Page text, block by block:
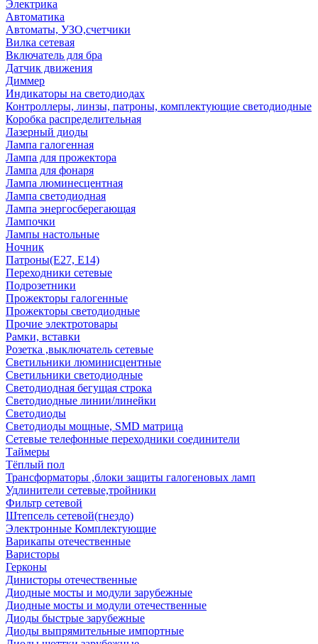
Электрика
Автоматика
Автоматы, УЗО,счетчики
Вилка сетевая
Включатель для бра
Датчик движения
Диммер
Индикаторы на светодиодах
Контроллеры, линзы, патроны, комплектующие светодиодные
Коробка распределительная
Лазерный диоды
Лампа галогенная
Лампа для прожектора
Лампа для фонаря
Лампа люминесцентная
Лампа светодиодная
Лампа энергосберегающая
Лампочки
Лампы настольные
Ночник
Патроны(Е27, Е14)
Переходники сетевые
Подрозетники
Прожекторы галогенные
Прожекторы светодиодные
Прочие электротовары
Рамки, вставки
Розетка ,выключатель сетевые
Светильники люминисцентные
Светильники светодиодные
Светодиодная бегущая строка
Светодиодные линии/линейки
Светодиоды
Светодиоды мощные, SMD матрица
Сетевые телефонные переходники соединители
Таймеры
Тёплый пол
Трансформаторы ,блоки защиты галогеновых ламп
Удлинители сетевые,тройники
Фильтр сетевой
Штепсель сетевой(гнездо)
Электронные Комплектующие
Варикапы отечественные
Варисторы
Герконы
Динисторы отечественные
Диодные мосты и модули зарубежные
Диодные мосты и модули отечественные
Диоды быстрые зарубежные
Диоды выпрямительные импортные